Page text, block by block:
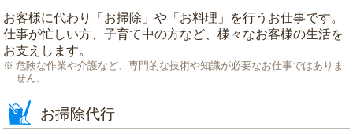
お客様に代わり「 お掃除 」や「 お料理 」を行うお仕事です。
仕事が忙しい方、子育て中の方など、様々なお客様の生活を
お支えします。
危険な作業や介護など、専門的な技術や知識が必要なお仕事ではありま
せん。
お掃除代行